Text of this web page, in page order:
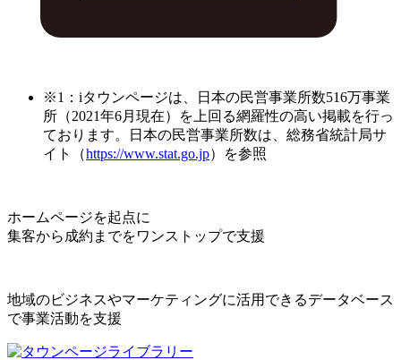
※1：iタウンページは、日本の民営事業所数516万事業
所（2021年6月現在）を上回る網羅性の高い掲載を行っ
ております。日本の民営事業所数は、総務省統計局サ
イト（https://www.stat.go.jp）を参照
ホームページを起点に
集客から成約までをワンストップで支援
地域のビジネスやマーケティングに活用できるデータベース
で事業活動を支援